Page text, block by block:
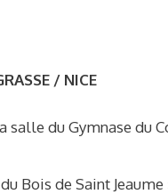
/ NICE
salle du Gymnase du
Bois de Saint Jeaume